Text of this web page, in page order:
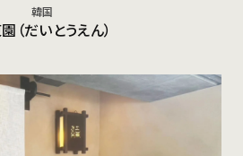
韓国
（だいとうえん）